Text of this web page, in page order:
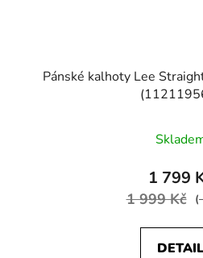
Pánské kalhoty Lee
1 799
1 999 Kč
DETAIL